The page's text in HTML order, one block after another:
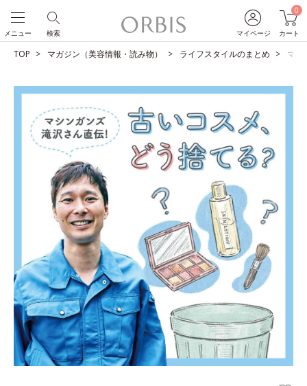
マイページ
0
カート
検索
メニュー
TOP マガジン（美容情報・読み物） ライフスタイルのまとめ マシ